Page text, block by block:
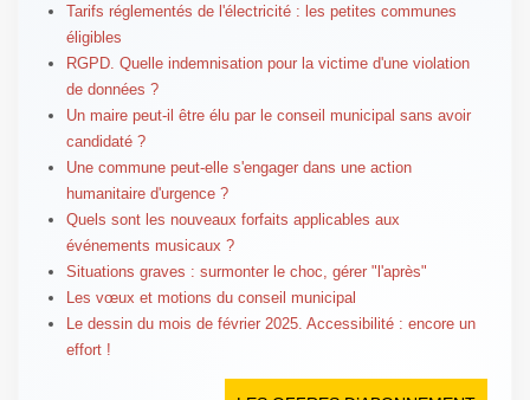
Tarifs réglementés de l'électricité : les petites communes
éligibles
RGPD. Quelle indemnisation pour la victime d'une violation
de données ?
Un maire peut-il être élu par le conseil municipal sans avoir
candidaté ?
Une commune peut-elle s'engager dans une action
humanitaire d'urgence ?
Quels sont les nouveaux forfaits applicables aux
événements musicaux ?
Situations graves : surmonter le choc, gérer "l'après"
Les vœux et motions du conseil municipal
Le dessin du mois de février 2025. Accessibilité : encore un
effort !